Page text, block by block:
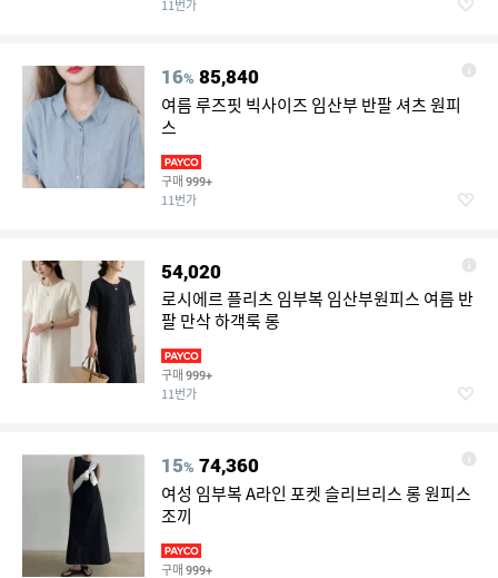
11번가
16% 85,840
여름 루즈핏 빅사이즈 임산부 반팔 셔츠 원피
스
구매 999+
11번가
54,020
로시에르 플리츠 임부복 임산부원피스 여름 반
팔 만삭 하객룩 롱
구매 999+
11번가
15% 74,360
여성 임부복 A라인 포켓 슬리브리스 롱 원피스
조끼
구매 999+